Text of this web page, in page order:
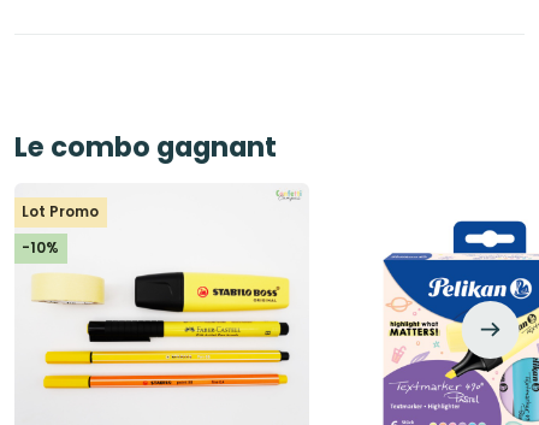
Le combo gagnant
Lot Promo
-10%